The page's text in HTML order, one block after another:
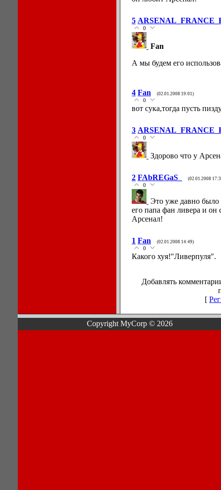
5
0
Fan
А мы будем его
4 Fan (02.01.2008 19:01)
0
вот сука,тогда пусть
3
0
Здорово что у
2 FAbREGaS_ (02.01.2008
0
Это уже давно было
его папа фан ливера и он
Арсенал!
1 Fan (02.01.2008 14:49)
0
Какого хуя!"Ливерпуля".
Добавлять
[
Copyright MyCorp © 2026